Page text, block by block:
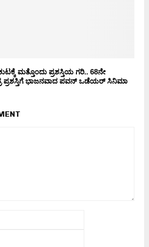
ಮತ್ತೊಂದು ಪ್ರಶಸ್ತಿಯ ಗರಿ.. 68ನೇ
ಪ್ರಶಸ್ತಿಗೆ ಭಾಜನವಾದ ಪವನ್ ಒಡೆಯರ್ ಸಿನಿಮಾ